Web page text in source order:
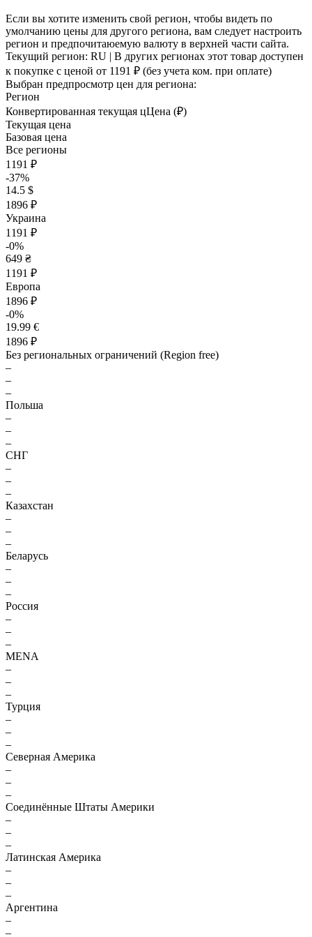
Если вы хотите изменить свой регион, чтобы видеть по
умолчанию цены для другого региона, вам следует настроить
регион и предпочитаюемую валюту в верхней части сайта.
Текущий регион: RU | В других регионах этот товар доступен
к покупке с ценой от 1191 ₽ (без учета ком. при оплате)
Выбран предпросмотр цен для региона:
Регион
Конвертированная текущая цЦена (₽)
Текущая цена
Базовая цена
Все регионы
1191 ₽
-37%
14.5 $
1896 ₽
Украина
1191 ₽
-0%
649 ₴
1191 ₽
Европа
1896 ₽
-0%
19.99 €
1896 ₽
Без региональных ограничений (Region free)
–
–
–
Польша
–
–
–
СНГ
–
–
–
Казахстан
–
–
–
Беларусь
–
–
–
Россия
–
–
–
MENA
–
–
–
Турция
–
–
–
Северная Америка
–
–
–
Соединённые Штаты Америки
–
–
–
Латинская Америка
–
–
–
Аргентина
–
–